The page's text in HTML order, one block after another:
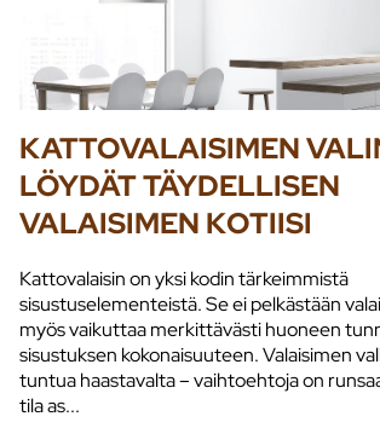
KATTOVALAISIMEN
LÖYDÄT TÄYDELLISEN
VALAISIMEN KOTIISI
Kattovalaisin on yksi kodin tärkeimmistä
sisustuselementeistä. Se ei pelkästään
myös vaikuttaa merkittävästi huoneen
sisustuksen kokonaisuuteen. Valaisimen
tuntua haastavalta – vaihtoehtoja on
tila as...